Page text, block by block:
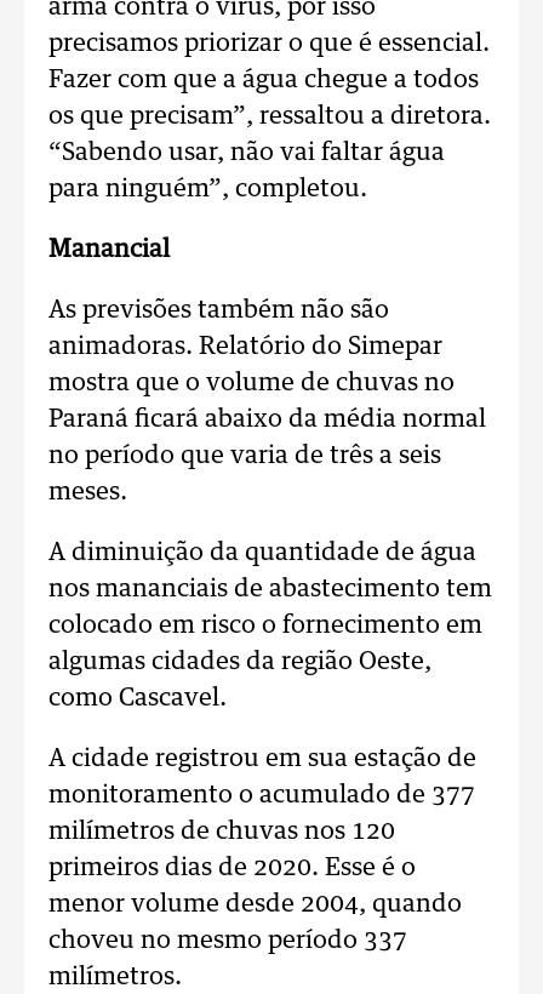
arma contra o vírus, por isso
precisamos priorizar o que é essencial.
Fazer com que a água chegue a todos
os que precisam”, ressaltou a diretora.
“Sabendo usar, não vai faltar água
para ninguém”, completou.
Manancial
As previsões também não são
animadoras. Relatório do Simepar
mostra que o volume de chuvas no
Paraná ficará abaixo da média normal
no período que varia de três a seis
meses.
A diminuição da quantidade de água
nos mananciais de abastecimento tem
colocado em risco o fornecimento em
algumas cidades da região Oeste,
como Cascavel.
A cidade registrou em sua estação de
monitoramento o acumulado de 377
milímetros de chuvas nos 120
primeiros dias de 2020. Esse é o
menor volume desde 2004, quando
choveu no mesmo período 337
milímetros.